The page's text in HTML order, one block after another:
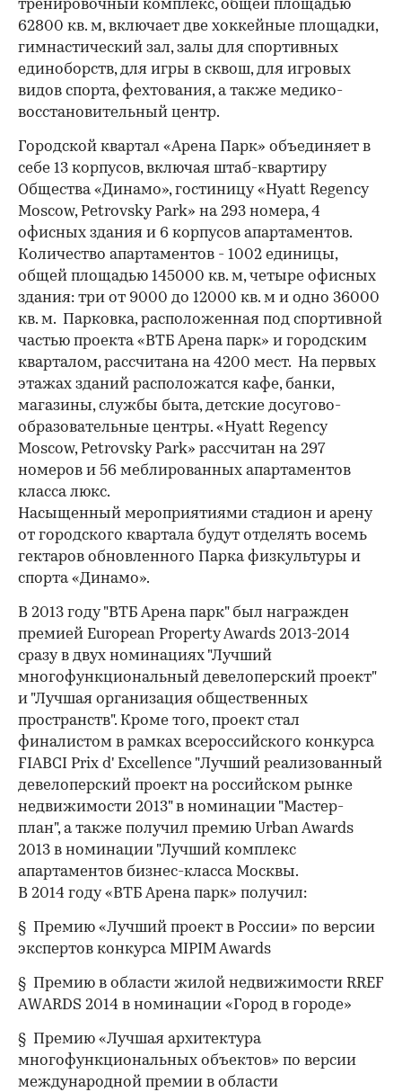
тренировочный комплекс, общей площадью
62800 кв. м, включает две хоккейные площадки,
гимнастический зал, залы для спортивных
единоборств, для игры в сквош, для игровых
видов спорта, фехтования, а также медико-
восстановительный центр.
Городской квартал «Арена Парк» объединяет в
себе 13 корпусов, включая штаб-квартиру
Общества «Динамо», гостиницу «Hyatt Regency
Moscow, Petrovsky Park» на 293 номера, 4
офисных здания и 6 корпусов апартаментов.
Количество апартаментов - 1002 единицы,
общей площадью 145000 кв. м, четыре офисных
здания: три от 9000 до 12000 кв. м и одно 36000
кв. м. Парковка, расположенная под спортивной
частью проекта «ВТБ Арена парк» и городским
кварталом, рассчитана на 4200 мест. На первых
этажах зданий расположатся кафе, банки,
магазины, службы быта, детские досугово-
образовательные центры. «Hyatt Regency
Moscow, Petrovsky Park» рассчитан на 297
номеров и 56 меблированных апартаментов
класса люкс.
Насыщенный мероприятиями стадион и арену
от городского квартала будут отделять восемь
гектаров обновленного Парка физкультуры и
спорта «Динамо».
В 2013 году "ВТБ Арена парк" был награжден
премией European Property Awards 2013-2014
сразу в двух номинациях "Лучший
многофункциональный девелоперский проект"
и "Лучшая организация общественных
пространств". Кроме того, проект стал
финалистом в рамках всероссийского конкурса
FIABCI Prix d' Excellence "Лучший реализованный
девелоперский проект на российском рынке
недвижимости 2013" в номинации "Мастер-
план", а также получил премию Urban Awards
2013 в номинации "Лучший комплекс
апартаментов бизнес-класса Москвы.
В 2014 году «ВТБ Арена парк» получил:
§ Премию «Лучший проект в России» по версии
экспертов конкурса MIPIM Awards
§ Премию в области жилой недвижимости RREF
AWARDS 2014 в номинации «Город в городе»
§ Премию «Лучшая архитектура
многофункциональных объектов» по версии
международной премии в области